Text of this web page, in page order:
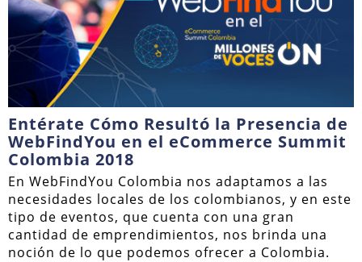
Entérate Cómo Resultó la Presencia de
WebFindYou en el eCommerce Summit
Colombia 2018
En WebFindYou Colombia nos adaptamos a las
necesidades locales de los colombianos, y en este
tipo de eventos, que cuenta con una gran
cantidad de emprendimientos, nos brinda una
noción de lo que podemos ofrecer a Colombia.